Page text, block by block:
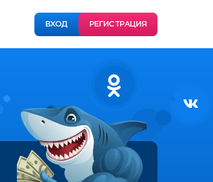
ВХОД РЕГИСТРАЦИЯ